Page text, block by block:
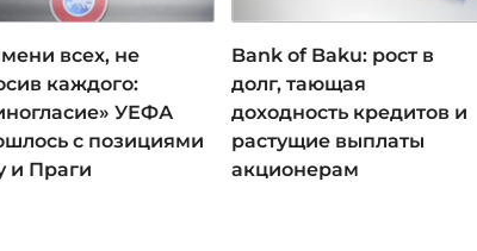
всех, не
каждого:
УЕФА
с позициями
и Праги
Bank of Baku: рост в
долг, тающая
доходность кредитов и
растущие выплаты
акционерам